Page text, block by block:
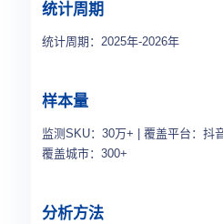
统计周期
统计周期：2025年-2026年
样本量
监测SKU：30万+ | 覆盖平台：抖
覆盖城市：300+
分析方法